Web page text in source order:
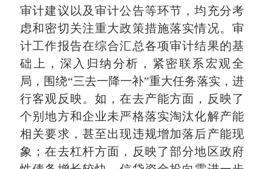
审计建议以及审计公告等环节，均充分考
虑和密切关注重大政策措施落实情况。审
计工作报告在综合汇总各项审计结果的基
础上，深入归纳分析，紧密联系宏观全
局，围绕“三去一降一补”重大任务落实，进
行客观反映。如，在去产能方面，反映了
个别地方和企业未严格落实淘汰化解产能
相关要求，甚至出现违规增加落后产能现
象；在去杠杆方面，反映了部分地区政府